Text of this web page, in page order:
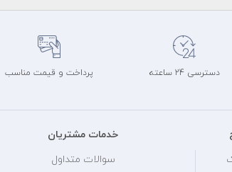
دسترسی 24 ساعته پرداخت و قیمت مناسب
خدمات مشتریان
سوالات متداول